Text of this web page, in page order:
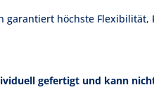
garantiert höchste
gefertigt und kann